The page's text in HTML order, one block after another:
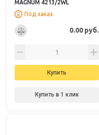
MAGNUM 4213/2WL
Под заказ
0.00 руб.
Купить
Купить в 1 клик